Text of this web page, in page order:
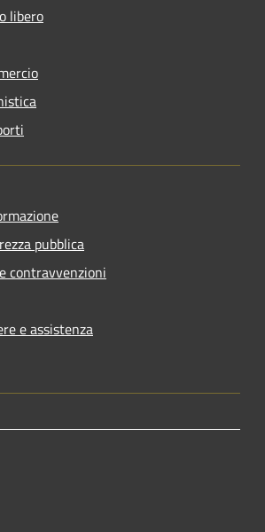
libero
pubblica
contravvenzioni
e assistenza